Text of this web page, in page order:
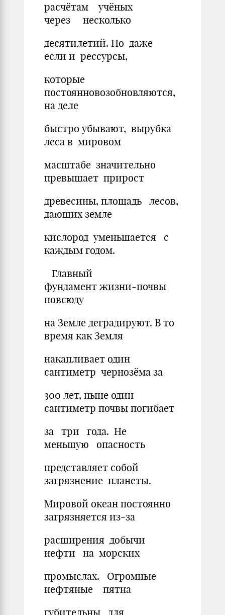
расчётам учёных
через несколько
десятилетий. Но даже
если и рессурсы,
которые
постоянновозобновляются,
на деле
быстро убывают, вырубка
леса в мировом
масштабе значительно
превышает прирост
древесины, площадь лесов,
дающих земле
кислород уменьшается с
каждым годом.
Главный
фундамент жизни-почвы
повсюду
на Земле деградируют. В то
время как Земля
накапливает один
сантиметр чернозёма за
300 лет, ныне один
сантиметр почвы погибает
за три года. Не
меньшую опасность
представляет собой
загрязнение планеты.
Мировой океан постоянно
загрязняется из-за
расширения добычи
нефти на морских
промыслах. Огромные
нефтяные пятна
губительны для